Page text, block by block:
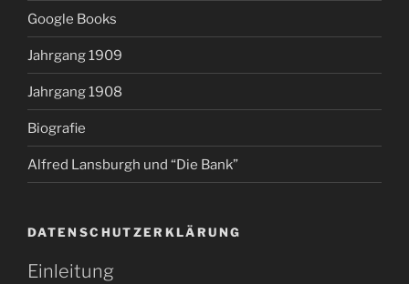
Google Books
Jahrgang 1909
Jahrgang 1908
Biografie
Alfred Lansburgh und “Die Bank”
DATENSCHUTZERKLÄRUNG
Einleitung